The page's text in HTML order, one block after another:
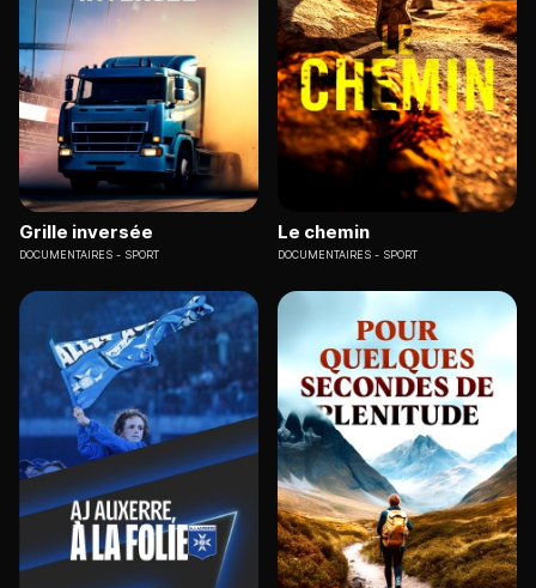
Grille inversée
DOCUMENTAIRES SPORT
Le chemin
DOCUMENTAIRES SPORT